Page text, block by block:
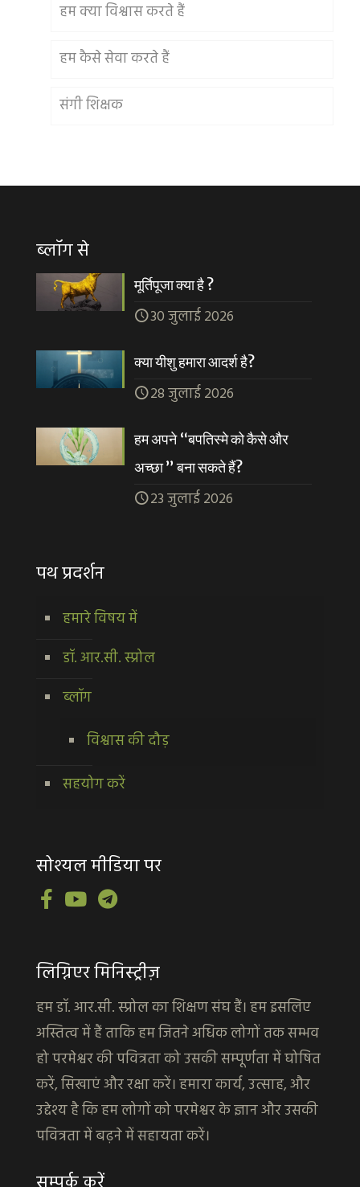
हम क्या विश्वास करते हैं
हम कैसे सेवा करते हैं
संगी शिक्षक
ब्लॉग से
मूर्तिपूजा क्या है ?
30 जुलाई 2026
क्या यीशु हमारा आदर्श है?
28 जुलाई 2026
हम अपने “बपतिस्मे को कैसे और
अच्छा ” बना सकते हैं?
23 जुलाई 2026
पथ प्रदर्शन
हमारे विषय में
डॉ. आर.सी. स्प्रोल
ब्लॉग
विश्वास की दौड़
सहयोग करें
सोश्यल मीडिया पर
लिग्निएर मिनिस्ट्रीज़
हम डॉ. आर.सी. स्प्रोल का शिक्षण संघ हैं। हम इसलिए
अस्तित्व में हैं ताकि हम जितने अधिक लोगों तक सम्भव
हो परमेश्वर की पवित्रता को उसकी सम्पूर्णता में घोषित
करें, सिखाएं और रक्षा करें। हमारा कार्य, उत्साह, और
उद्देश्य है कि हम लोगों को परमेश्वर के ज्ञान और उसकी
पवित्रता में बढ़ने में सहायता करें।